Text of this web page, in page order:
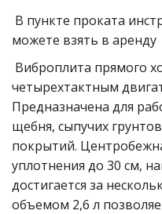
можете взять в аренду
четырехтактным
Предназначена для
щебня, сыпучих
покрытий.
уплотнения до 30 см,
достигается за
объемом 2,6 л